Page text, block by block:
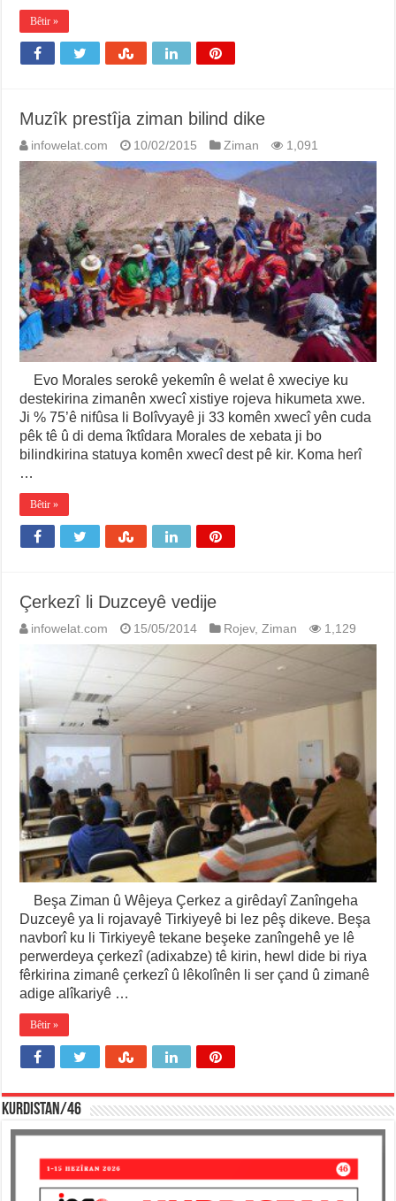
Bêtir »
Muzîk prestîja ziman bilind dike
infowelat.com 10/02/2015 Ziman 1,091
Evo Morales serokê yekemîn ê welat ê xweciye ku
destekirina zimanên xwecî xistiye rojeva hikumeta xwe.
Ji % 75’ê nifûsa li Bolîvyayê ji 33 komên xwecî yên cuda
pêk tê û di dema îktîdara Morales de xebata ji bo
bilindkirina statuya komên xwecî dest pê kir. Koma herî
…
Bêtir »
Çerkezî li Duzceyê vedije
infowelat.com 15/05/2014 Rojev,Ziman 1,129
Beşa Ziman û Wêjeya Çerkez a girêdayî Zanîngeha
Duzceyê ya li rojavayê Tirkiyeyê bi lez pêş dikeve. Beşa
navborî ku li Tirkiyeyê tekane beşeke zanîngehê ye lê
perwerdeya çerkezî (adixabze) tê kirin, hewl dide bi riya
fêrkirina zimanê çerkezî û lêkolînên li ser çand û zimanê
adige alîkariyê …
Bêtir »
KURDISTAN/46